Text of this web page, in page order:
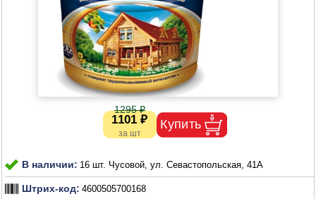
1101 ₽
1295 ₽
В наличии: 16 шт. Чусовой, ул. Севастопольская, 41А
Штрих-код: 4600505700168